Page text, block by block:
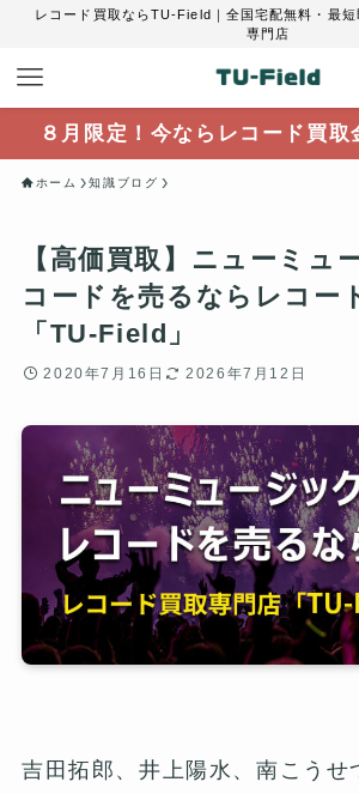
レコード買取ならTU-Field｜全国宅配無料・最
専門店
８月限定！今ならレコード買取
ホーム 知識ブログ
【高価買取】ニューミュ
コードを売るならレコー
「TU-Field」
2020年7月16日 2026年7月12日
吉田拓郎、井上陽水、南こうせ